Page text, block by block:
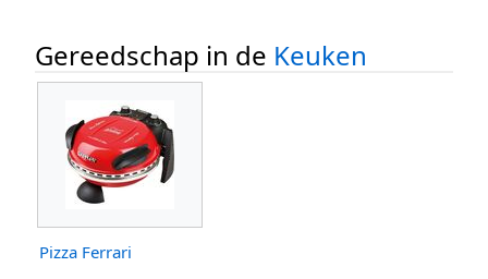
Gereedschap in de Keuken
Pizza Ferrari